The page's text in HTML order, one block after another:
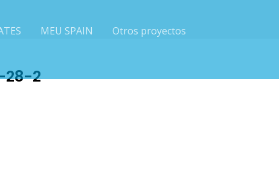
MEU SPAIN
Otros proyectos
28-2